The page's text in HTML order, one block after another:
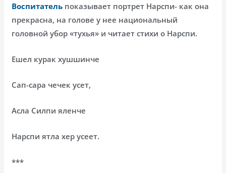
Воспитатель показывает портрет Нарспи- как она
прекрасна, на голове у нее национальный
головной убор «тухья» и читает стихи о Нарспи.
Ешел курак хушшинче
Сап-сара чечек усет,
Асла Силпи яленче
Нарспи ятла хер усеет.
***